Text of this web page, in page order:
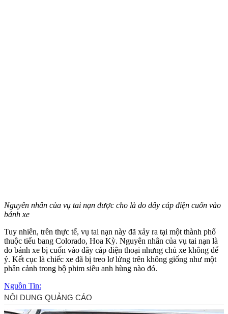
Nguyên nhân của vụ tai nạn được cho là do dây cáp điện cuốn vào
bánh xe
Tuy nhiên, trên thực tế, vụ tai nạn này đã xảy ra tại một thành phố
thuộc tiểu bang Colorado, Hoa Kỳ. Nguyên nhân của vụ tai nạn là
do bánh xe bị cuốn vào dây cáp điện thoại nhưng chủ xe không để
ý. Kết cục là chiếc xe đã bị treo lơ lửng trên không giống như một
phân cảnh trong bộ phim siêu anh hùng nào đó.
Nguồn Tin: